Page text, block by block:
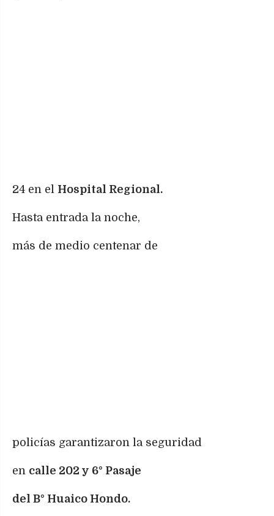
24 en el Hospital Regional.
Hasta entrada la noche,
más de medio centenar de
policías garantizaron la seguridad
en calle 202 y 6° Pasaje
del B° Huaico Hondo.